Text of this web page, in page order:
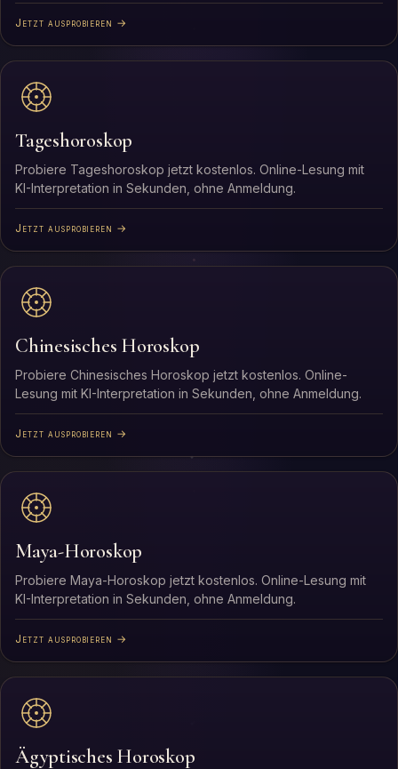
Jetzt ausprobieren →
Tageshoroskop
Probiere Tageshoroskop jetzt kostenlos. Online-Lesung mit
KI-Interpretation in Sekunden, ohne Anmeldung.
Jetzt ausprobieren →
Chinesisches Horoskop
Probiere Chinesisches Horoskop jetzt kostenlos. Online-
Lesung mit KI-Interpretation in Sekunden, ohne Anmeldung.
Jetzt ausprobieren →
Maya-Horoskop
Probiere Maya-Horoskop jetzt kostenlos. Online-Lesung mit
KI-Interpretation in Sekunden, ohne Anmeldung.
Jetzt ausprobieren →
Ägyptisches Horoskop